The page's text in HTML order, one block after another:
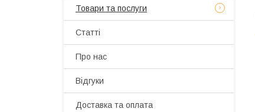
Товари та послуги
Статті
Про нас
Відгуки
Доставка та оплата